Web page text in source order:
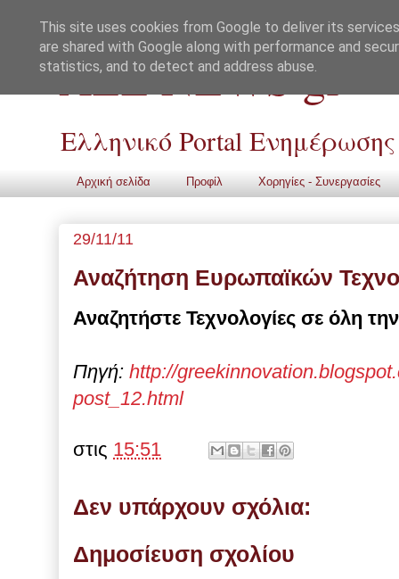
ALL NEWS gr
Ελληνικό Portal Ενημέρωσης
Αρχική σελίδα Προφίλ Χορηγίες - Συνεργασίες
29/11/11
Αναζήτηση Ευρωπαϊκών
Αναζητήστε Τεχνολογίες σε όλη
Πηγή: http://
post_12.html
στις 15:51
Δεν υπάρχουν σχόλια:
Δημοσίευση σχολίου
This site uses cookies from Google to deliver its
are shared with Google along with performance and
statistics, and to detect and address abuse.